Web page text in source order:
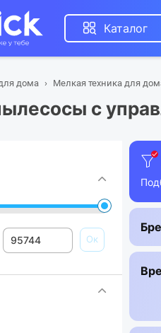
Каталог
дома Мелкая техника для
с
Ок